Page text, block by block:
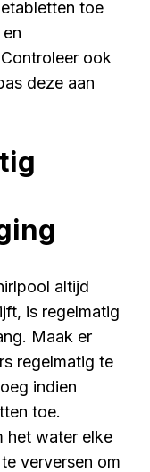
toe
ook
deze aan
altijd
is regelmatig
Maak er
regelmatig te
indien
toe.
het water elke
verversen om